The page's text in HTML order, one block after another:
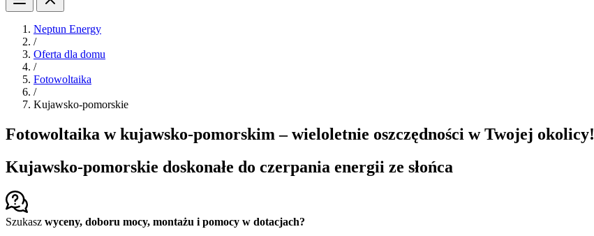
Neptun Energy
/
Oferta dla domu
/
Fotowoltaika
/
Kujawsko-pomorskie
Fotowoltaika w kujawsko-pomorskim – wieloletnie oszczędności w Twojej okolicy!
Kujawsko-pomorskie doskonałe do czerpania energii ze słońca
Szukasz wyceny, doboru mocy, montażu i pomocy w dotacjach?